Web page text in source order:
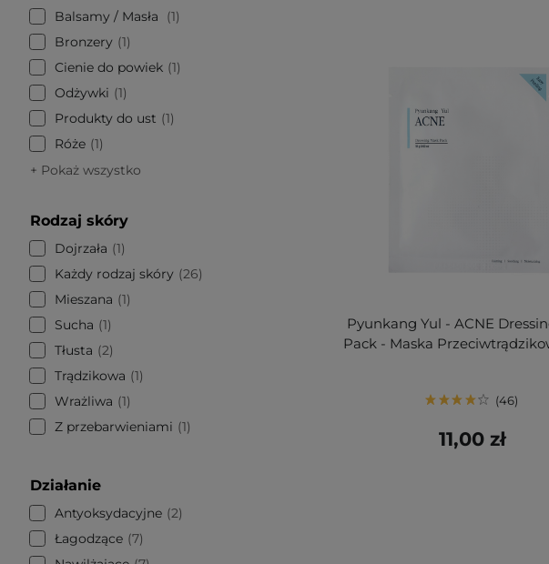
Balsamy / Masła
1
Bronzery
1
Cienie do powiek 1
Odżywki
1
Produkty do ust
1
Róże 1
+ Pokaż wszystko
Rodzaj skóry
Dojrzała
1
Każdy rodzaj skóry
26
Mieszana
1
Sucha
1
Tłusta
2
Trądzikowa
1
Wrażliwa
1
Z przebarwieniami
1
Działanie
Antyoksydacyjne 2
Łagodzące 7
Pyunkang Yul - ACNE
Pack - Maska
46
11,00 zł